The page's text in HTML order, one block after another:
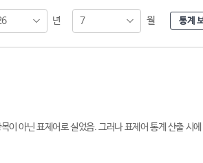
년 7 월 통계
이 아닌 표제어로 실었음. 그러나 표제어 통계 산출 시